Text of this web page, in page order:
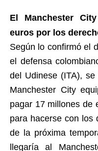
El Manchester
euros por los
Según lo confirmó el
el defensa
del Udinese (ITA),
Manchester City
pagar 17 millones de
para hacerse con los
de la próxima
llegaría al